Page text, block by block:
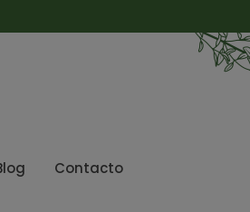
Contacto